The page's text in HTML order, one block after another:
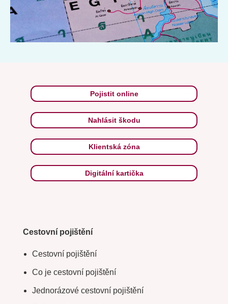
Pojistit online
Nahlásit škodu
Klientská zóna
Digitální kartička
Cestovní pojištění
Cestovní pojištění
Co je cestovní pojištění
Jednorázové cestovní pojištění